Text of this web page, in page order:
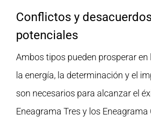
Conflictos y
potenciales
Ambos tipos pueden prosperar en
la energía, la determinación y el
son necesarios para alcanzar el
Eneagrama Tres y los Eneagrama